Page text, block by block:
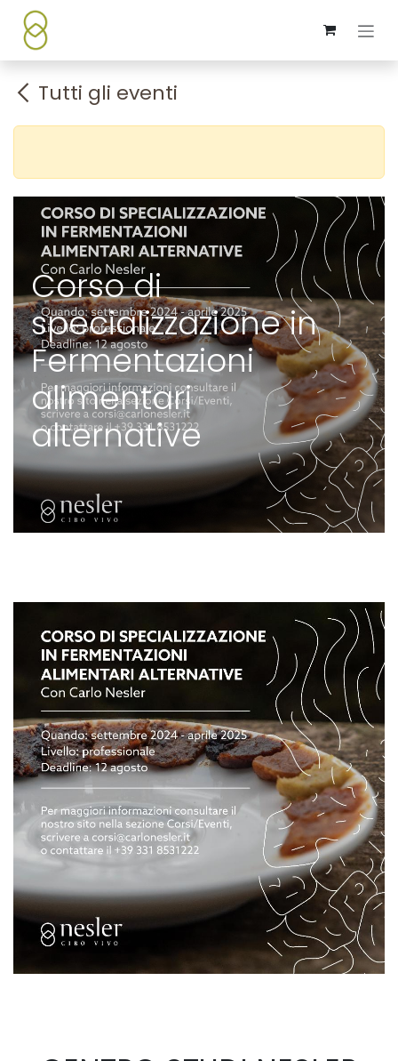
Passa al contenuto
Tutti gli eventi
Corso di
specializzazione in
Fermentazioni
alimentari
alternative